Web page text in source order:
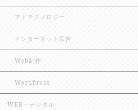
アドテクノロジー
インターネット広告
Web制作
WordPress
WEB・デジタル